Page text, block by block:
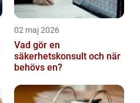
02 maj 2026
Vad gör en
säkerhetskonsult och när
behövs en?